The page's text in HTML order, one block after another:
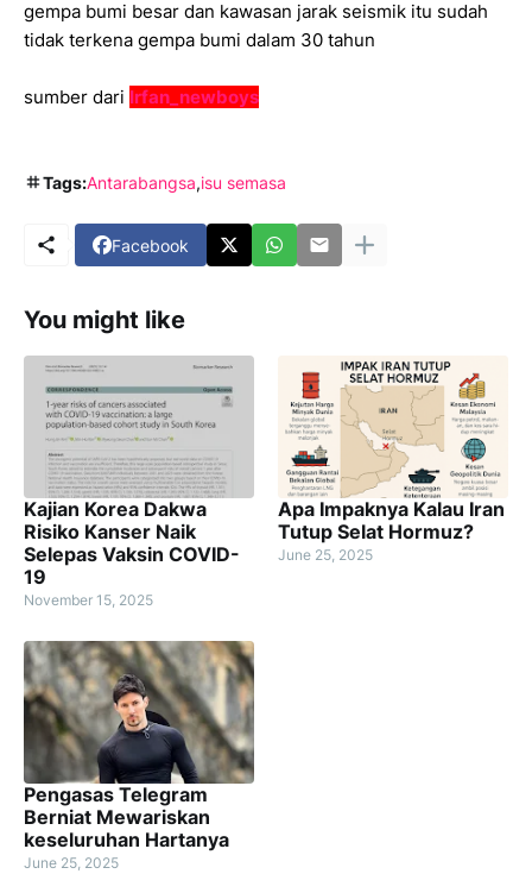
gempa bumi besar dan kawasan jarak seismik itu sudah
tidak terkena gempa bumi dalam 30 tahun
sumber dari Irfan_newboys
Tags:Antarabangsa isu semasa
Facebook
You might like
Kajian Korea Dakwa
Risiko Kanser Naik
Selepas Vaksin COVID-
19
November 15, 2025
Apa Impaknya Kalau Iran
Tutup Selat Hormuz?
June 25, 2025
Pengasas Telegram
Berniat Mewariskan
keseluruhan Hartanya
June 25, 2025